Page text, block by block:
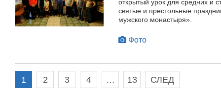
открытый урок для средних и
святые и престольные
мужского монастыря».
Фото
1 2 3 4 … 13 СЛЕД